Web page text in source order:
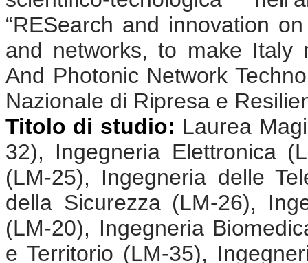
“RESearch and innovation
and networks, to make Italy
And Photonic Network
Nazionale di Ripresa e
Titolo di studio: Laurea
32), Ingegneria Elettronica
(LM-25), Ingegneria delle
della Sicurezza (LM-26),
(LM-20), Ingegneria
e Territorio (LM-35),